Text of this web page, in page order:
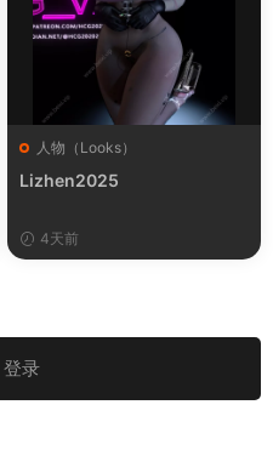
人物（Looks）
Lizhen2025
4天前
登录